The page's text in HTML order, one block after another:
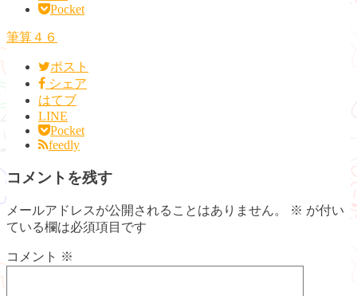
Pocket
筆算４６
ポスト
シェア
はてブ
LINE
Pocket
feedly
コメントを残す
メールアドレスが公開されることはありません。 ※ が付い
ている欄は必須項目です
コメント ※